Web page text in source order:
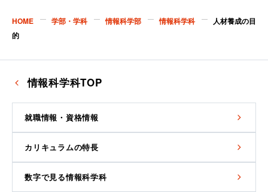
HOME 学部・学科 情報科学部 情報科学科
人材養成の目
的
情報科学科TOP
就職情報・資格情報
カリキュラムの特長
数字で見る情報科学科